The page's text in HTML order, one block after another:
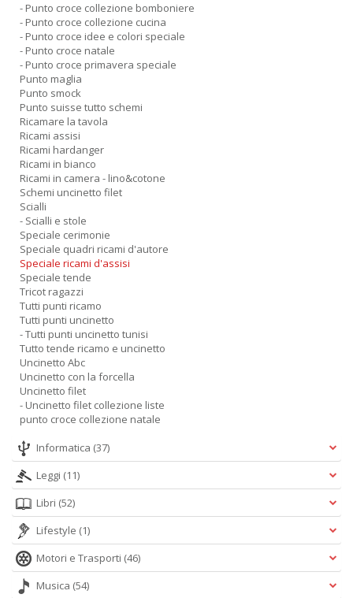
- Punto croce collezione bomboniere
- Punto croce collezione cucina
- Punto croce idee e colori speciale
- Punto croce natale
- Punto croce primavera speciale
Punto maglia
Punto smock
Punto suisse tutto schemi
Ricamare la tavola
Ricami assisi
Ricami hardanger
Ricami in bianco
Ricami in camera - lino&cotone
Schemi uncinetto filet
Scialli
- Scialli e stole
Speciale cerimonie
Speciale quadri ricami d'autore
Speciale ricami d'assisi
Speciale tende
Tricot ragazzi
Tutti punti ricamo
Tutti punti uncinetto
- Tutti punti uncinetto tunisi
Tutto tende ricamo e uncinetto
Uncinetto Abc
Uncinetto con la forcella
Uncinetto filet
- Uncinetto filet collezione liste
punto croce collezione natale
Informatica (37)
Leggi (11)
Libri (52)
Lifestyle (1)
Motori e Trasporti (46)
Musica (54)